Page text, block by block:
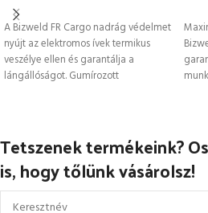
A Bizweld FR Cargo nadrág védelmet
nyújt az elektromos ívek termikus
veszélye ellen és garantálja a
lángállóságot. Gumírozott
Tetszenek termékeink?
is, hogy tőlünk vásárolsz!